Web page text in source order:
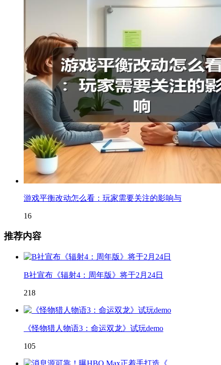
游戏平衡改动怎么看：玩家需要关注的影响与
16
推荐内容
B社宣布《辐射4：周年版》将于2月24日
218
《怪物猎人物语3：命运双龙》试玩demo
105